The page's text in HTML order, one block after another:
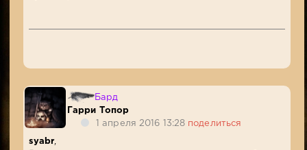
Бард
Гарри Топор
1 апреля 2016 13:28 поделиться
syabr,